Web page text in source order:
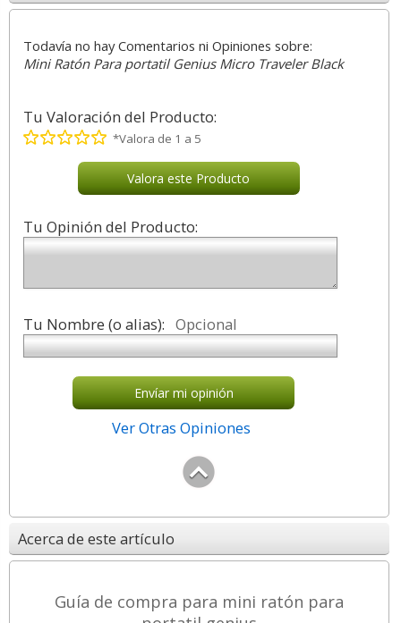
Todavía no hay Comentarios ni Opiniones sobre:
Mini Ratón Para portatil Genius Micro Traveler Black
Tu Valoración del Producto:
*Valora de 1 a 5
Valora este Producto
Tu Opinión del Producto:
Tu Nombre (o alias): Opcional
Envíar mi opinión
Ver Otras Opiniones
Acerca de este artículo
Guía de compra para mini ratón para